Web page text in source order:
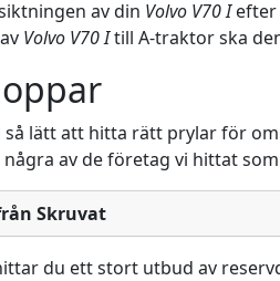
av din Volvo V70 Iefter
Volvo V70 Itill A-traktor ska
så lätt att hitta rätt prylar för
av de företag vi hittat
Skruvat
du ett stort utbud av